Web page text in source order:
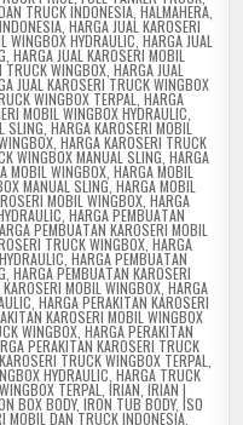
TRUCK INDONESIA, HALMAHERA,
, HARGA JUAL KAROSERI
WINGBOX HYDRAULIC HARGA JUAL
HARGA JUAL KAROSERI MOBIL
TRUCK WINGBOX HARGA JUAL
JUAL KAROSERI TRUCK WINGBOX
WINGBOX TERPAL HARGA
MOBIL WINGBOX HYDRAULIC
SLING HARGA KAROSERI MOBIL
HARGA KAROSERI TRUCK
WINGBOX MANUAL SLING HARGA
MOBIL WINGBOX HARGA MOBIL
MANUAL SLING HARGA MOBIL
MOBIL WINGBOX, HARGA
HARGA PEMBUATAN
PEMBUATAN KAROSERI MOBIL
TRUCK WINGBOX, HARGA
HARGA PEMBUATAN
HARGA PEMBUATAN KAROSERI
MOBIL WINGBOX HARGA
HARGA PERAKITAN KAROSERI
KAROSERI MOBIL WINGBOX
WINGBOX, HARGA PERAKITAN
PERAKITAN KAROSERI TRUCK
TRUCK WINGBOX TERPAL
HYDRAULIC HARGA TRUCK
TERPAL IRIAN IRIAN |
BOX BODY, IRON TUB BODY, ISO
MOBIL DAN TRUCK INDONESIA